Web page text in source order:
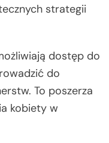
strategii
dostęp do
do
To poszerza
kobiety w